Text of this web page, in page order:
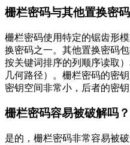
栅栏密码与其他置换密
栅栏密码使用特定的锯齿形
换密码之一。其他置换密码
按关键词排序的列顺序读取
几何路径）。栅栏密码的密
密钥空间非常小，后者的密钥
栅栏密码容易被破解吗？
是的，栅栏密码非常容易被